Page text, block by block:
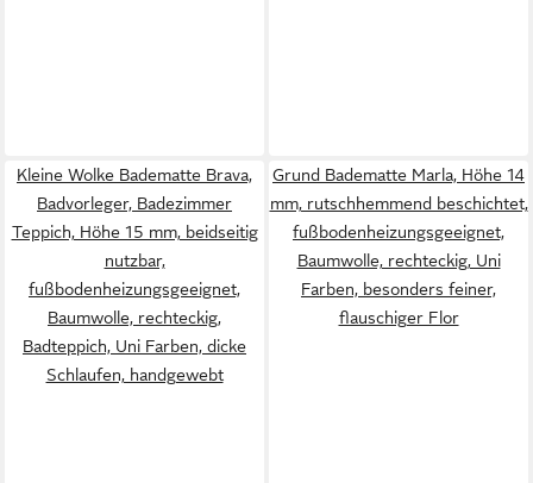
Kleine Wolke Badematte Brava,
Badvorleger, Badezimmer
Teppich, Höhe 15 mm, beidseitig
nutzbar,
fußbodenheizungsgeeignet,
Baumwolle, rechteckig,
Badteppich, Uni Farben, dicke
Schlaufen, handgewebt
Grund Badematte Marla, Höhe 14
mm, rutschhemmend beschichtet,
fußbodenheizungsgeeignet,
Baumwolle, rechteckig, Uni
Farben, besonders feiner,
flauschiger Flor